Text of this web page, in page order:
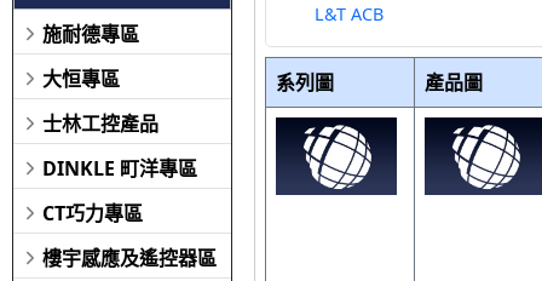
施耐德專區
大恒專區
士林工控產品
DINKLE 町洋專區
CT巧力專區
樓宇感應及遙控器區
L&T ACB
系列圖 產品圖